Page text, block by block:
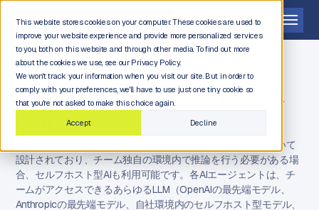
This website stores cookies on your computer. These cookies are used to
improve your website experience and provide more personalized services
to you, both on this website and through other media. To find out more
about the cookies we use, see our Privacy Policy.
We won't track your information when you visit our site. But in order to
comply with your preferences, we'll have to use just one tiny cookie so
that you're not asked to make this choice again.
Accept
Decline
デモを依頼する
あらゆるタスクに最適なモ
デルを。
Aprooveは、AIプロバイダーに関するオープンな理念に基づいて
設計されており、チーム独自の環境内で推論を行う必要がある場
合、セルフホスト型AIも利用可能です。各AIエージェントは、チ
ームがアクセスできるあらゆるLLM（OpenAIの最先端モデル、
Anthropicの最先端モデル、自社環境内のセルフホスト型モデル、